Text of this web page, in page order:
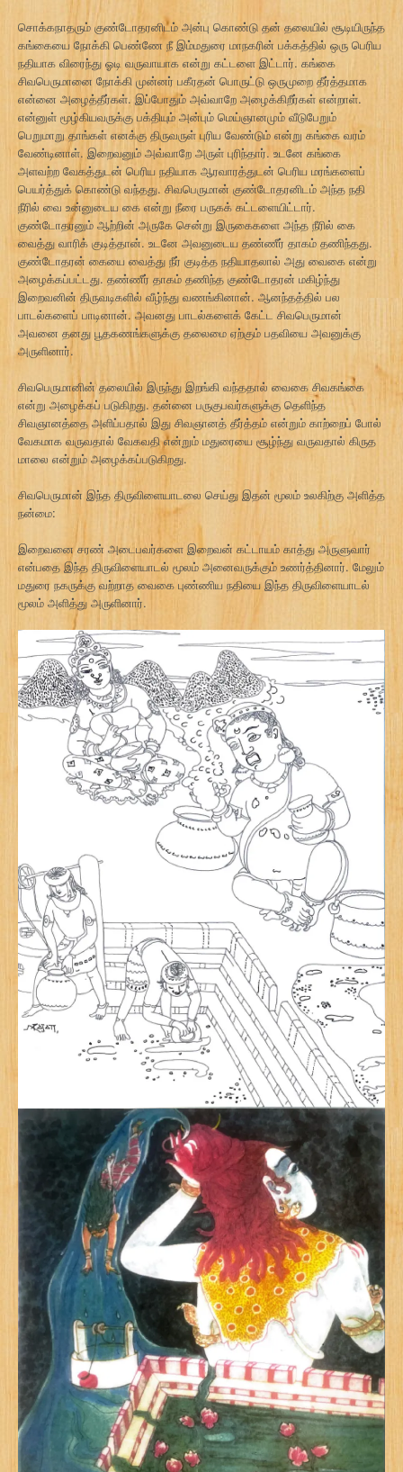
சொக்கநாதரும் குண்டோதரனிடம் அன்பு கொண்டு தன் தலையில் சூடியிருந்த
கங்கையை நோக்கி பெண்ணே நீ இம்மதுரை மாநகரின் பக்கத்தில் ஒரு பெரிய
நதியாக விரைந்து ஓடி வருவாயாக என்று கட்டளை இட்டார். கங்கை
சிவபெருமானை நோக்கி முன்னர் பகீரதன் பொருட்டு ஒருமுறை தீர்த்தமாக
என்னை அழைத்தீர்கள். இப்போதும் அவ்வாறே அழைக்கிறீர்கள் என்றாள்.
என்னுள் மூழ்கியவருக்கு பக்தியும் அன்பும் மெய்ஞானமும் வீடுபேறும்
பெறுமாறு தாங்கள் எனக்கு திருவருள் புரிய வேண்டும் என்று கங்கை வரம்
வேண்டினாள். இறைவனும் அவ்வாறே அருள் புரிந்தார். உடனே கங்கை
அளவற்ற வேகத்துடன் பெரிய நதியாக ஆரவாரத்துடன் பெரிய மரங்களைப்
பெயர்த்துக் கொண்டு வந்தது. சிவபெருமான் குண்டோதரனிடம் அந்த நதி
நீரில் வை உன்னுடைய கை என்று நீரை பருகக் கட்டளையிட்டார்.
குண்டோதரனும் ஆற்றின் அருகே சென்று இருகைகளை அந்த நீரில் கை
வைத்து வாரிக் குடித்தான். உடனே அவனுடைய தண்ணீர் தாகம் தணிந்தது.
குண்டோதரன் கையை வைத்து நீர் குடித்த நதியாதலால் அது வைகை என்று
அழைக்கப்பட்டது. தண்ணீர் தாகம் தணிந்த குண்டோதரன் மகிழ்ந்து
இறைவனின் திருவடிகளில் வீழ்ந்து வணங்கினான். ஆனந்தத்தில் பல
பாடல்களைப் பாடினான். அவனது பாடல்களைக் கேட்ட சிவபெருமான்
அவனை தனது பூதகணங்களுக்கு தலைமை ஏற்கும் பதவியை அவனுக்கு
அருளினார்.
சிவபெருமானின் தலையில் இருந்து இறங்கி வந்ததால் வைகை சிவகங்கை
என்று அழைக்கப் படுகிறது. தன்னை பருகுபவர்களுக்கு தெளிந்த
சிவஞானத்தை அளிப்பதால் இது சிவஞானத் தீர்த்தம் என்றும் காற்றைப் போல்
வேகமாக வருவதால் வேகவதி என்றும் மதுரையை சூழ்ந்து வருவதால் கிருத
மாலை என்றும் அழைக்கப்படுகிறது.
சிவபெருமான் இந்த திருவிளையாடலை செய்து இதன் மூலம் உலகிற்கு அளித்த
நன்மை:
இறைவனை சரண் அடைபவர்களை இறைவன் கட்டாயம் காத்து அருளுவார்
என்பதை இந்த திருவிளையாடல் மூலம் அனைவருக்கும் உணர்த்தினார். மேலும்
மதுரை நகருக்கு வற்றாத வைகை புண்ணிய நதியை இந்த திருவிளையாடல்
மூலம் அளித்து அருளினார்.